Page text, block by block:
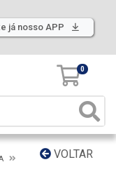
já nosso APP
0
VOLTAR